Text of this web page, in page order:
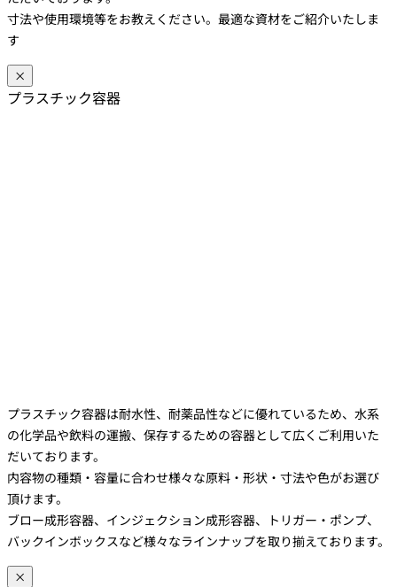
寸法や使用環境等をお教えください。最適な資材をご紹介いたしま
す
×
プラスチック容器
プラスチック容器は耐水性、耐薬品性などに優れているため、水系
の化学品や飲料の運搬、保存するための容器として広くご利用いた
だいております。
内容物の種類・容量に合わせ様々な原料・形状・寸法や色がお選び
頂けます。
ブロー成形容器、インジェクション成形容器、トリガー・ポンプ、
バックインボックスなど様々なラインナップを取り揃えております。
×